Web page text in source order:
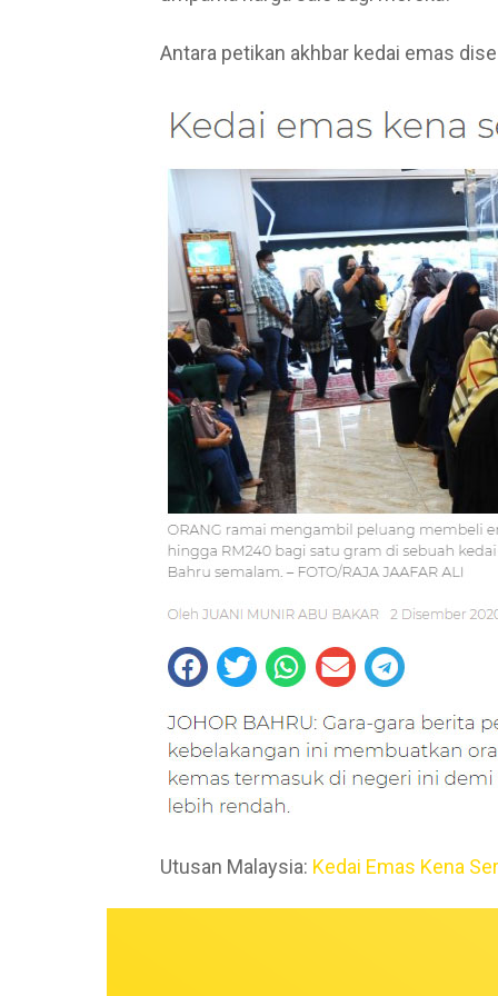
Antara petikan akhbar kedai emas
Utusan Malaysia: Kedai Emas Kena